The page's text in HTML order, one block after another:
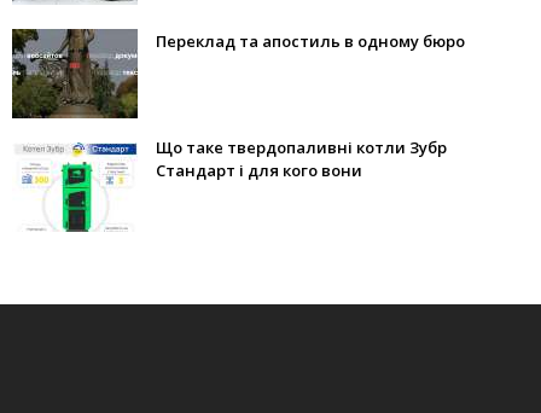
Переклад та апостиль в одному бюро
Що таке твердопаливні котли Зубр
Стандарт і для кого вони